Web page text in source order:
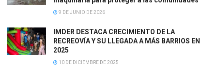
9 DE JUNIO DE 2026
IMDER DESTACA CRECIMIENTO DE LA
RECREOVÍA Y SU LLEGADA A MÁS BARRIOS EN
2025
10 DE DICIEMBRE DE 2025